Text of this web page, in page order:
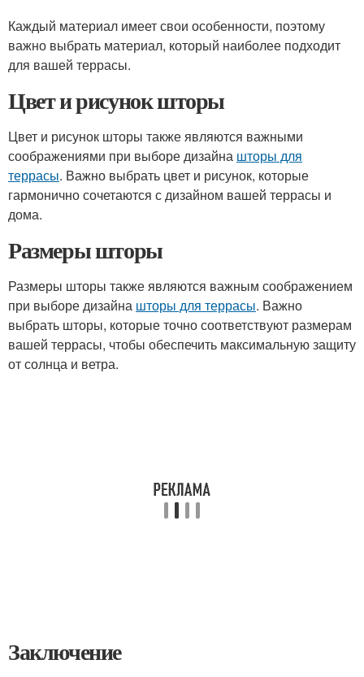
Каждый материал имеет свои особенности, поэтому
важно выбрать материал, который наиболее подходит
для вашей террасы.
Цвет и рисунок шторы
Цвет и рисунок шторы также являются важными
соображениями при выборе дизайна шторы для
террасы. Важно выбрать цвет и рисунок, которые
гармонично сочетаются с дизайном вашей террасы и
дома.
Размеры шторы
Размеры шторы также являются важным соображением
при выборе дизайна шторы для террасы. Важно
выбрать шторы, которые точно соответствуют размерам
вашей террасы, чтобы обеспечить максимальную защиту
от солнца и ветра.
Заключение